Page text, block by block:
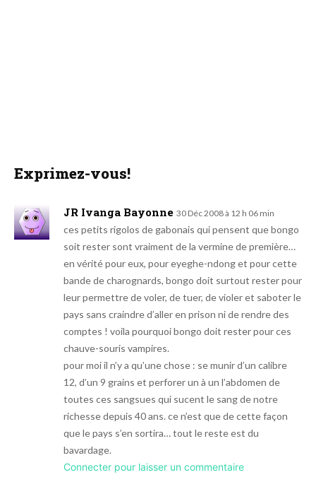
Exprimez-vous!
JR Ivanga Bayonne 30 Déc 2008 à 12 h 06 min
ces petits rigolos de gabonais qui pensent que bongo
soit rester sont vraiment de la vermine de première…
en vérité pour eux, pour eyeghe-ndong et pour cette
bande de charognards, bongo doit surtout rester pour
leur permettre de voler, de tuer, de violer et saboter le
pays sans craindre d’aller en prison ni de rendre des
comptes ! voila pourquoi bongo doit rester pour ces
chauve-souris vampires.
pour moi il n’y a qu’une chose : se munir d’un calibre
12, d’un 9 grains et perforer un à un l’abdomen de
toutes ces sangsues qui sucent le sang de notre
richesse depuis 40 ans. ce n’est que de cette façon
que le pays s’en sortira… tout le reste est du
bavardage.
Connecter pour laisser un commentaire